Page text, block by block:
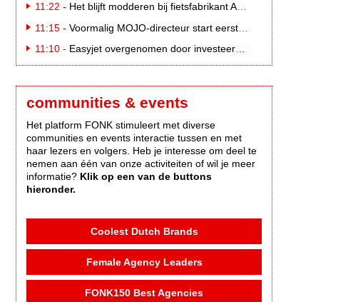
11:22 - Het blijft modderen bij fietsfabrikant Accell. Krijgt uitstel van betaling
11:15 - Voormalig MOJO-directeur start eerste country radiozender. van Nederland
11:10 - Easyjet overgenomen door investeerder Apollo
communities & events
Het platform FONK stimuleert met diverse
communities en events interactie tussen en met
haar lezers en volgers. Heb je interesse om deel te
nemen aan één van onze activiteiten of wil je meer
informatie? Klik op een van de buttons
hieronder.
Coolest Dutch Brands
Female Agency Leaders
FONK150 Best Agencies